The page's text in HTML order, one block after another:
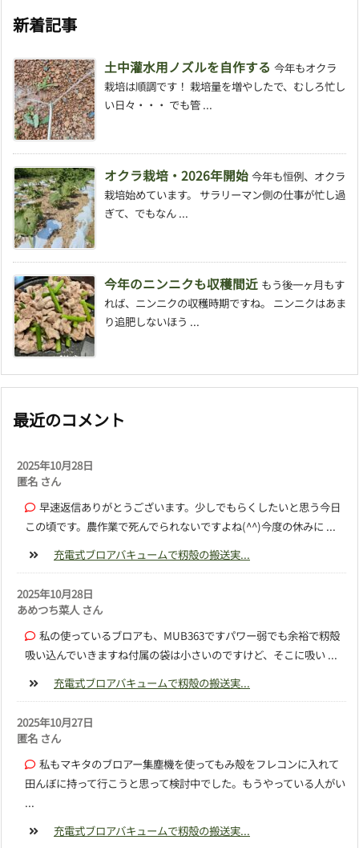
新着記事
土中灌水用ノズルを自作する 今年もオクラ
栽培は順調です！ 栽培量を増やしたで、むしろ忙し
い日々・・・ でも管 ...
オクラ栽培・2026年開始 今年も恒例、オクラ
栽培始めています。 サラリーマン側の仕事が忙し過
ぎて、でもなん ...
今年のニンニクも収穫間近 もう後一ヶ月もす
れば、ニンニクの収穫時期ですね。 ニンニクはあま
り追肥しないほう ...
最近のコメント
2025年10月28日
匿名 さん
早速返信ありがとうございます。少しでもらくしたいと思う今日
この頃です。農作業で死んでられないですよね(^^)今度の休みに ...
充電式ブロアバキュームで籾殻の搬送実...
2025年10月28日
あめつち菜人 さん
私の使っているブロアも、MUB363ですパワー弱でも余裕で籾殻
吸い込んでいきますね付属の袋は小さいのですけど、そこに吸い ...
充電式ブロアバキュームで籾殻の搬送実...
2025年10月27日
匿名 さん
私もマキタのブロアー集塵機を使ってもみ殻をフレコンに入れて
田んぼに持って行こうと思って検討中でした。もうやっている人がい
...
充電式ブロアバキュームで籾殻の搬送実...